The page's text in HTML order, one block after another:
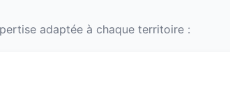
adaptée à chaque territoire :